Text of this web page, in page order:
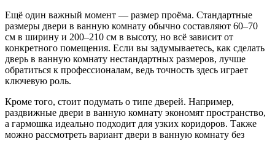
Ещё один важный момент — размер проёма. Стандартные
размеры двери в ванную комнату обычно составляют 60–70
см в ширину и 200–210 см в высоту, но всё зависит от
конкретного помещения. Если вы задумываетесь, как сделать
дверь в ванную комнату нестандартных размеров, лучше
обратиться к профессионалам, ведь точность здесь играет
ключевую роль.
Кроме того, стоит подумать о типе дверей. Например,
раздвижные двери в ванную комнату экономят пространство,
а гармошка идеально подходит для узких коридоров. Также
можно рассмотреть вариант двери в ванную комнату без